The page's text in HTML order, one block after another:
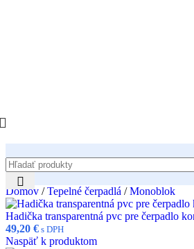
Domov / Tepelné čerpadlá / Monoblok
Hadička transparentná pvc pre čerpadlo
49,20 € s DPH
Naspäť k produktom